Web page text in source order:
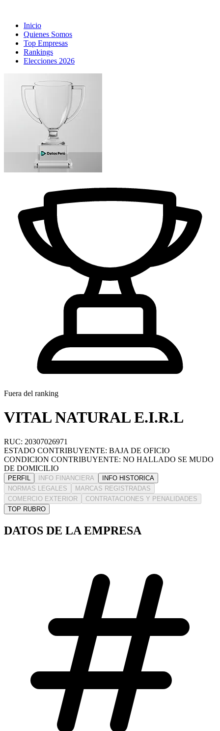
Inicio
Quienes Somos
Top Empresas
Rankings
Elecciones 2026
Fuera del ranking
VITAL NATURAL E.I.R.L
RUC: 20307026971
ESTADO CONTRIBUYENTE: BAJA DE OFICIO
CONDICION CONTRIBUYENTE: NO HALLADO SE MUDO
DE DOMICILIO
PERFIL INFO FINANCIERA
INFO HISTORICA
NORMAS LEGALES
MARCAS REGISTRADAS
COMERCIO EXTERIOR
CONTRATACIONES Y PENALIDADES
TOP RUBRO
DATOS DE LA EMPRESA